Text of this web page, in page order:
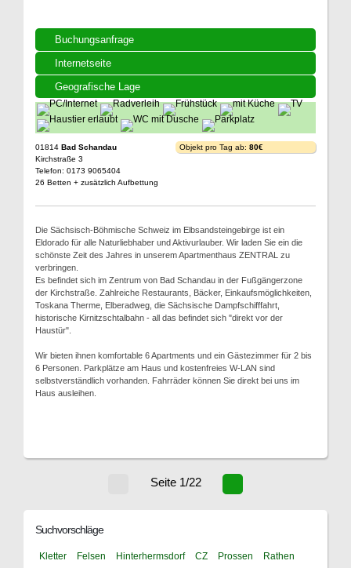
Buchungsanfrage
Internetseite
Geografische Lage
01814 Bad Schandau
Kirchstraße 3
Telefon: 0173 9065404
26 Betten + zusätzlich Aufbettung
Objekt pro Tag ab: 80€
Die Sächsisch-Böhmische Schweiz im Elbsandsteingebirge ist ein
Eldorado für alle Naturliebhaber und Aktivurlauber. Wir laden Sie ein die
schönste Zeit des Jahres in unserem Apartmenthaus ZENTRAL zu
verbringen.
Es befindet sich im Zentrum von Bad Schandau in der Fußgängerzone
der Kirchstraße. Zahlreiche Restaurants, Bäcker, Einkaufsmöglichkeiten,
Toskana Therme, Elberadweg, die Sächsische Dampfschifffahrt,
historische Kirnitzschtalbahn - all das befindet sich "direkt vor der
Haustür".
Wir bieten ihnen komfortable 6 Apartments und ein Gästezimmer für 2 bis
6 Personen. Parkplätze am Haus und kostenfreies W-LAN sind
selbstverständlich vorhanden. Fahrräder können Sie direkt bei uns im
Haus ausleihen.
Seite 1/22
Suchvorschläge
Kletter Felsen Hinterhermsdorf CZ Prossen
Rathen